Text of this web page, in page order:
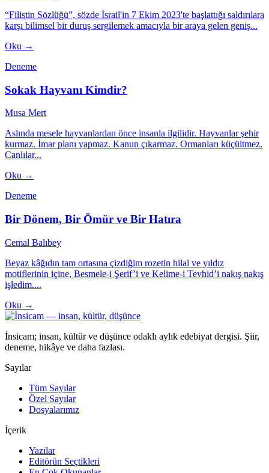
“Filistin Sözlüğü”, sözde İsrail'in 7 Ekim 2023'te başlattığı saldırılara
karşı bilimsel bir duruş sergilemek amacıyla bir araya gelen geniş...
Oku →
Deneme
Sokak Hayvanı Kimdir?
Musa Mert
Aslında mesele hayvanlardan önce insanla ilgilidir. Hayvanlar şehir
kurmaz. İmar planı yapmaz. Kanun çıkarmaz. Ormanları küçültmez.
Canlılar...
Oku →
Deneme
Bir Dönem, Bir Ömür ve Bir Hatıra
Cemal Balıbey
Beyaz kâğıdın tam ortasına çizdiğim rozetin hilal ve yıldız
motiflerinin içine, Besmele-i Şerif’i ve Kelime-i Tevhid’i nakış nakış
işledim....
Oku →
İnsicam; insan, kültür ve düşünce odaklı aylık edebiyat dergisi. Şiir,
deneme, hikâye ve daha fazlası.
Sayılar
Tüm Sayılar
Özel Sayılar
Dosyalarımız
İçerik
Yazılar
Editörün Seçtikleri